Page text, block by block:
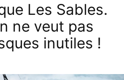
Les Sables.
ne veut pas
inutiles !